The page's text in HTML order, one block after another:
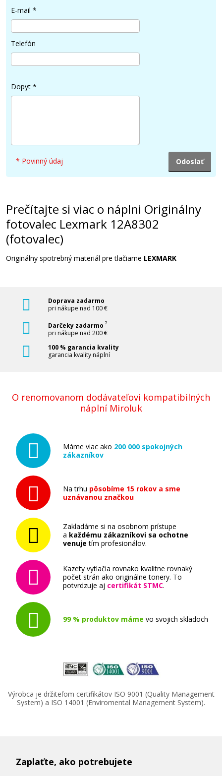
E-mail *
Telefón
Dopyt *
* Povinný údaj
Prečítajte si viac o náplni Originálny
fotovalec Lexmark 12A8302
(fotovalec)
Originálny spotrebný materiál pre tlačiarne LEXMARK
Doprava zadarmo
pri nákupe nad 100 €
Darčeky zadarmo ?
pri nákupe nad 200 €
100 % garancia kvality
garancia kvality náplní
O renomovanom dodávateľovi kompatibilných
náplní Miroluk
Máme viac ako 200 000 spokojných
zákazníkov
Na trhu pôsobíme 15 rokov a sme
uznávanou značkou
Zakladáme si na osobnom prístupe
a každému zákazníkovi sa ochotne
venuje tím profesionálov.
Kazety vytlačia rovnako kvalitne rovnaký
počet strán ako originálne tonery. To
potvrdzuje aj certifikát STMC.
99 % produktov máme vo svojich skladoch
Výrobca je držiteľom certifikátov ISO 9001 (Quality Management
System) a ISO 14001 (Enviromental Management System).
Zaplaťte, ako potrebujete